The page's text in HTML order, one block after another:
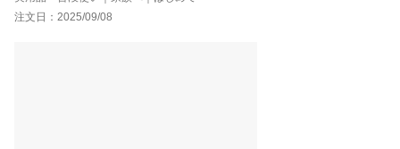
なさんの口コミ読んで、一緒に使う娘にも相談して購入決定！
月曜の午前中に頼んだら火曜の午後に発送されてきました。早
注文日：2025/09/08